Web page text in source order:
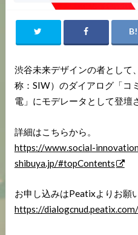
渋谷未来デザインの者として
称：SIW）のダイアログ「コ
電」にモデレータとして登壇
詳細はこちらから。
https://www.social-
shibuya.jp/#topContents
お申し込みはPeatixよりお願
https://dialogcnud.peatix.com/